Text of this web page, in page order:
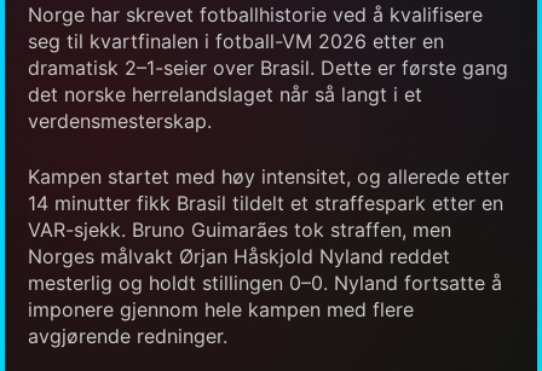
Norge har skrevet fotballhistorie ved å kvalifisere
seg til kvartfinalen i fotball-VM 2026 etter en
dramatisk 2–1-seier over Brasil. Dette er første gang
det norske herrelandslaget når så langt i et
verdensmesterskap.
Kampen startet med høy intensitet, og allerede etter
14 minutter fikk Brasil tildelt et straffespark etter en
VAR-sjekk. Bruno Guimarães tok straffen, men
Norges målvakt Ørjan Håskjold Nyland reddet
mesterlig og holdt stillingen 0–0. Nyland fortsatte å
imponere gjennom hele kampen med flere
avgjørende redninger.